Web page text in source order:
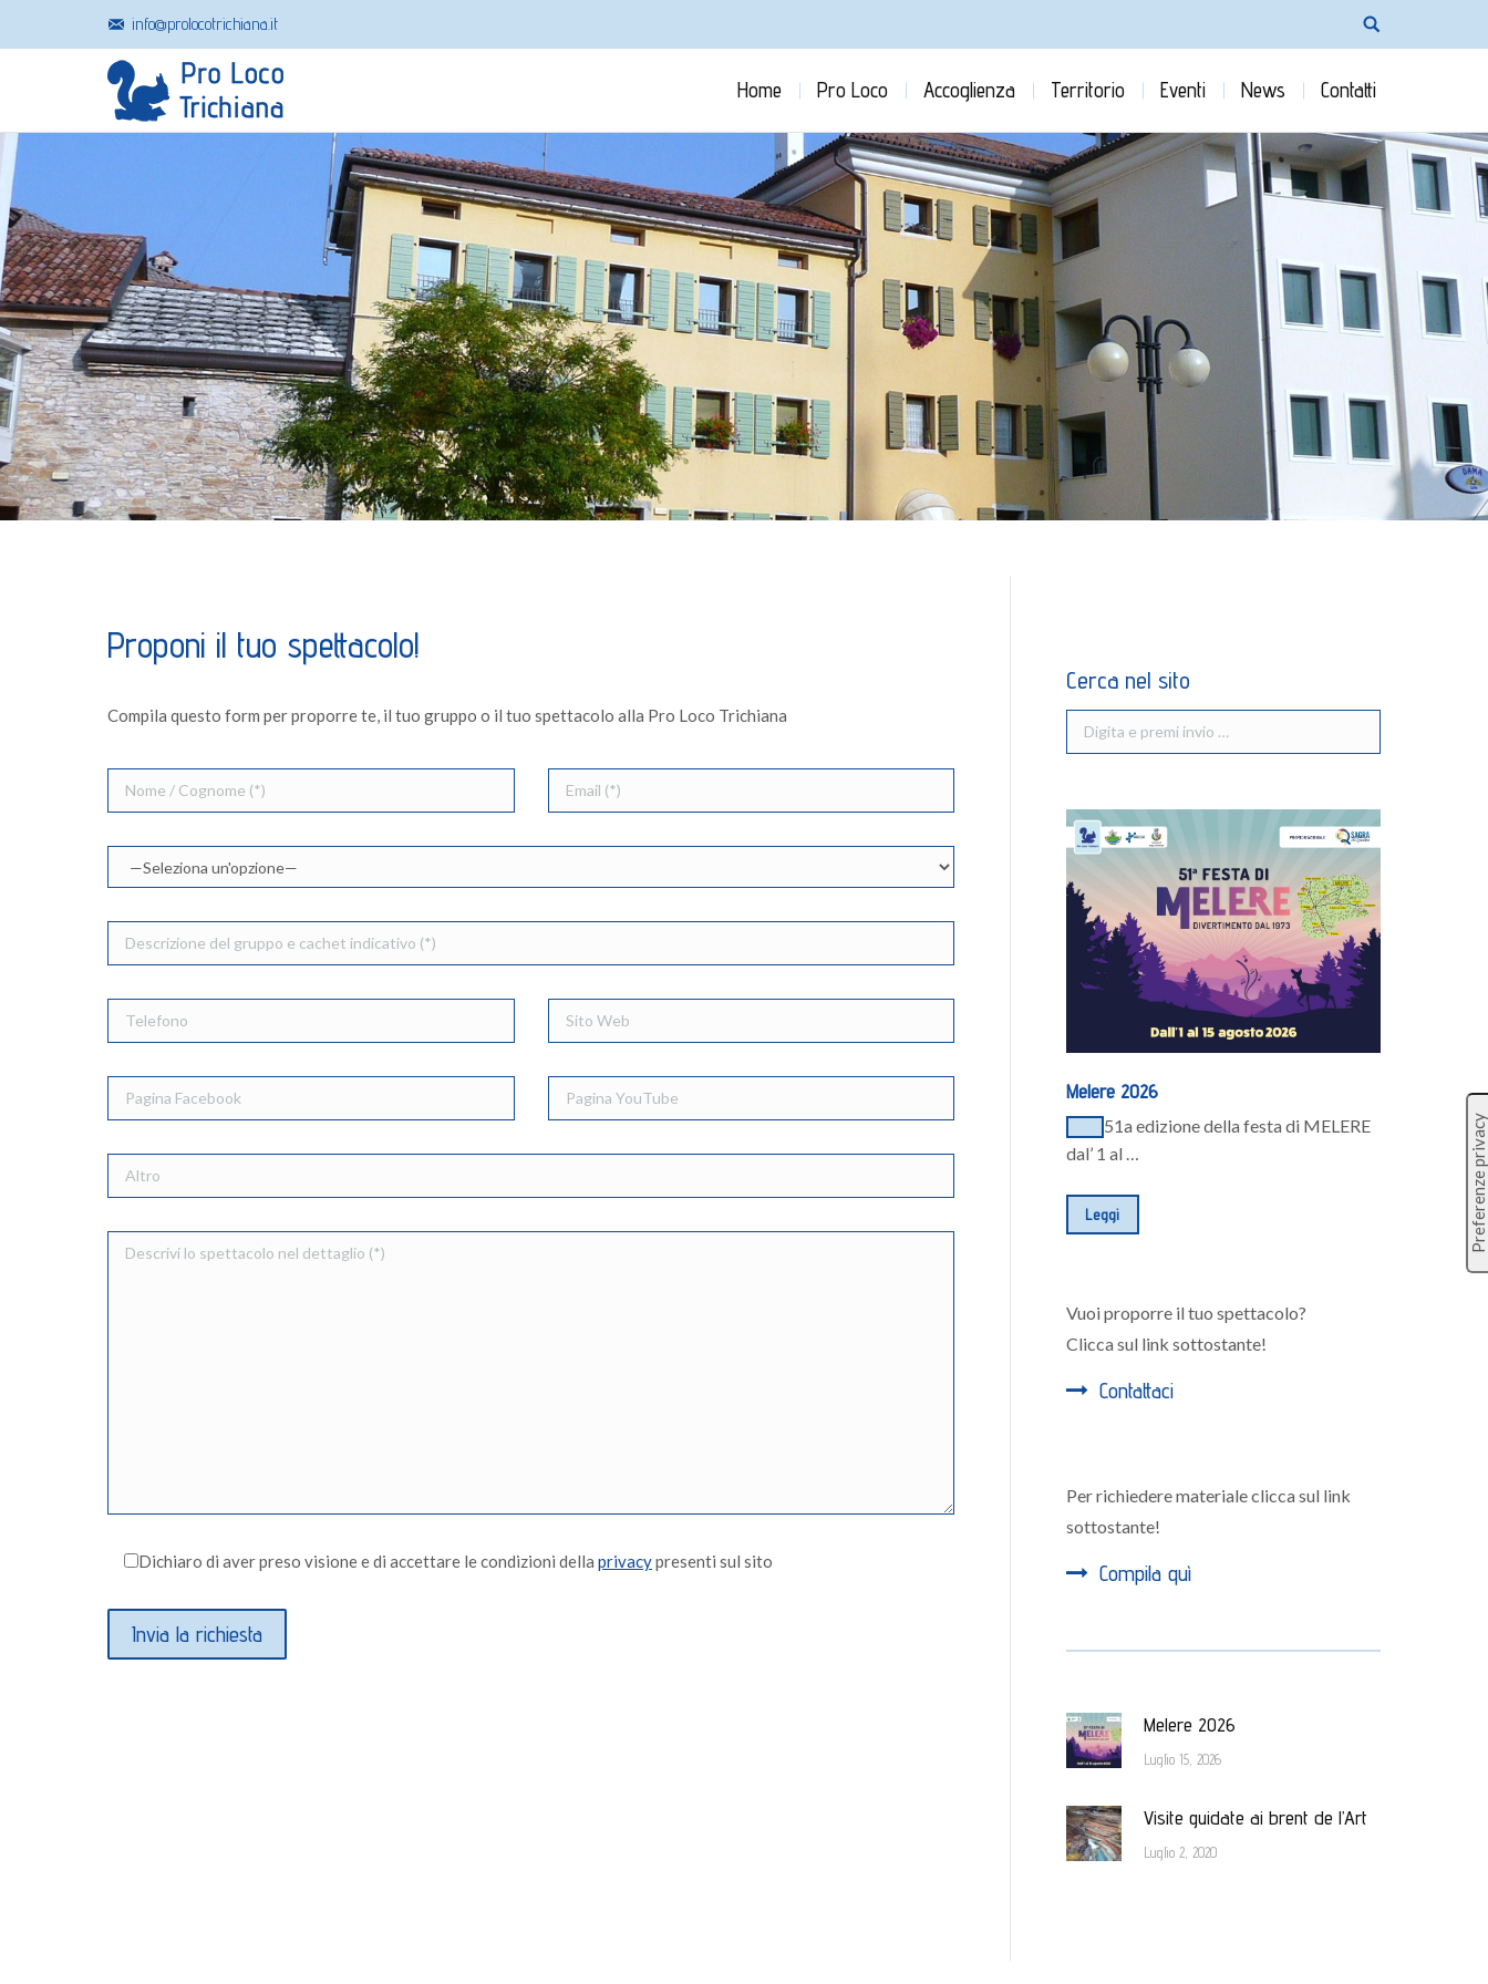
info@prolocotrichiana.it
Home Pro Loco Accoglienza Territorio Eventi News Contatti
You are here:
Proponi il tuo spettacolo!
Compila questo form per proporre te, il tuo gruppo o il tuo spettacolo alla Pro Loco Trichiana
Dichiaro di aver preso visione e di accettare le condizioni della privacypresenti sul sito
Cerca nel sito
Melere 2026
51a edizione della festa di MELERE
dal’ 1 al …
Leggi
Vuoi proporre il tuo spettacolo?
Clicca sul link sottostante!
Contattaci
Per richiedere materiale clicca sul link
sottostante!
Compila quì
Melere 2026
Luglio 15, 2026
Visite guidate ai brent de l’Art
Luglio 2, 2020